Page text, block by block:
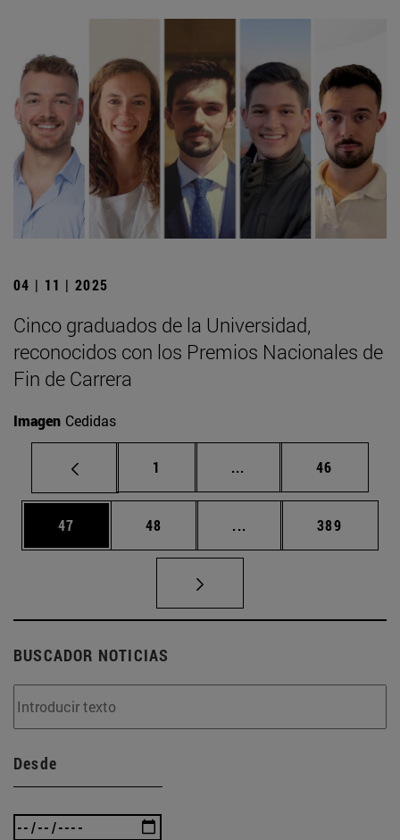
04 | 11 | 2025
Cinco graduados de la Universidad,
reconocidos con los Premios Nacionales de
Fin de Carrera
Imagen Cedidas
Página
1 ... Páginas intermedias
Página
46
Página
47 Página
48 ... Páginas intermedias
Página
389
BUSCADOR NOTICIAS
Desde